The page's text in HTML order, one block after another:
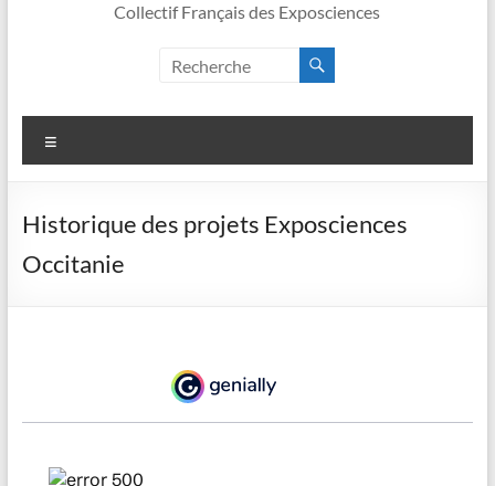
Collectif Français des Exposciences
Historique des projets Exposciences
Occitanie